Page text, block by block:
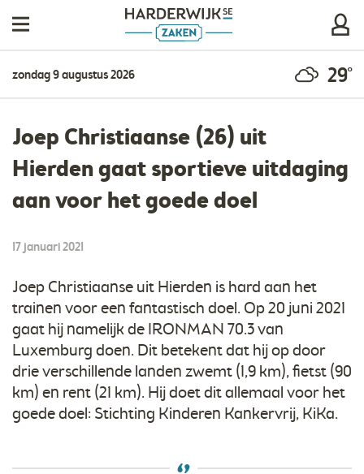
zondag 9 augustus 2026 29°
​Joep Christiaanse (26) uit
Hierden gaat sportieve uitdaging
aan voor het goede doel
17 januari 2021
Joep Christiaanse uit Hierden is hard aan het
trainen voor een fantastisch doel. Op 20 juni 2021
gaat hij namelijk de IRONMAN 70.3 van
Luxemburg doen. Dit betekent dat hij op door
drie verschillende landen zwemt (1,9 km), fietst (90
km) en rent (21 km). Hij doet dit allemaal voor het
goede doel: Stichting Kinderen Kankervrij, KiKa.